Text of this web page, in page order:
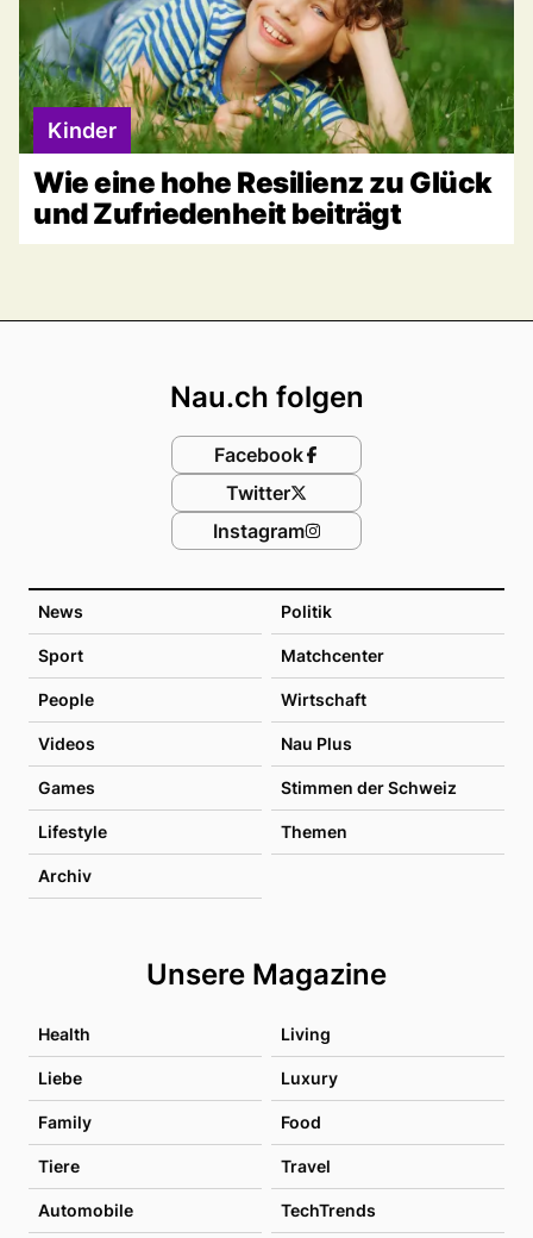
Kinder
Wie eine hohe Resilienz zu Glück
und Zufriedenheit beiträgt
News Politik
Sport Matchcenter
People Wirtschaft
Videos Nau Plus
Games Stimmen der Schweiz
Lifestyle Themen
Archiv
Unsere Magazine
Health Living
Liebe Luxury
Family Food
Tiere Travel
Automobile TechTrends
Nau.ch folgen
Facebook
Twitter
Instagram